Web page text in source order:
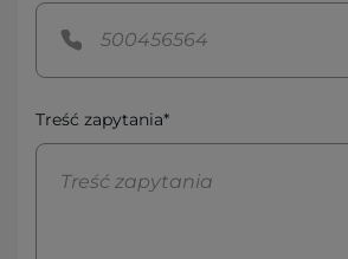
Treść zapytania*